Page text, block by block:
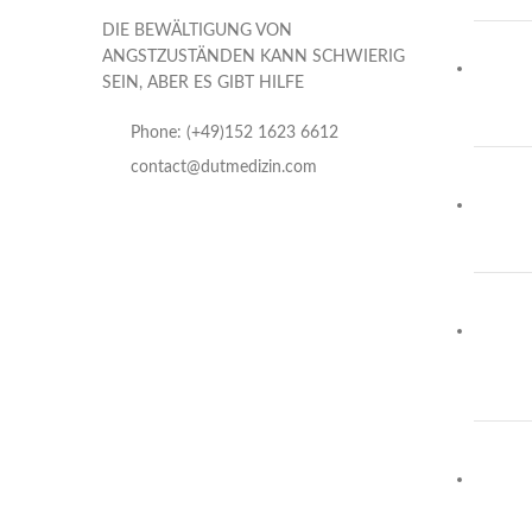
DIE BEWÄLTIGUNG VON
ANGSTZUSTÄNDEN KANN SCHWIERIG
SEIN, ABER ES GIBT HILFE
Phone: (+49)152 1623 6612
contact@dutmedizin.com